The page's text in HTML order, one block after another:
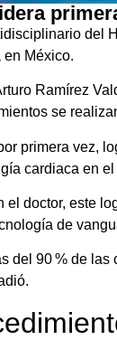
del
México.
Ramírez
se
primera vez,
cardiaca en
el doctor, este
de
del 90 % de